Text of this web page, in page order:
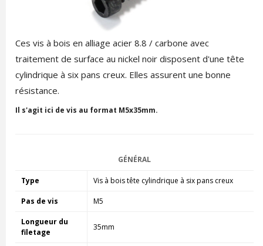
Ces vis à bois en alliage acier 8.8 / carbone avec
traitement de surface au nickel noir disposent d'une tête
cylindrique à six pans creux. Elles assurent une bonne
résistance.
Il s'agit ici de vis au format M5x35mm.
GÉNÉRAL
Type Vis à bois tête cylindrique à six pans creux
Pas de vis M5
Longueur du
filetage
35mm